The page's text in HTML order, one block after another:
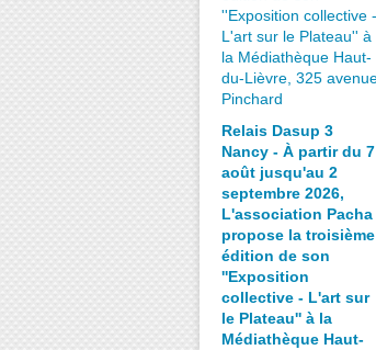
Relais Dasup 3
Nancy - À partir du 7
août jusqu'au 2
septembre 2026,
L'association Pacha
propose la troisième
édition de son
''Exposition
collective - L'art sur
le Plateau'' à la
Médiathèque Haut-